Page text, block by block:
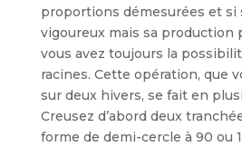
proportions démesurées et si
vigoureux mais sa production
vous avez toujours la
racines. Cette opération, que
sur deux hivers, se fait en
Creusez d’abord deux
forme de demi-cercle à 90 ou